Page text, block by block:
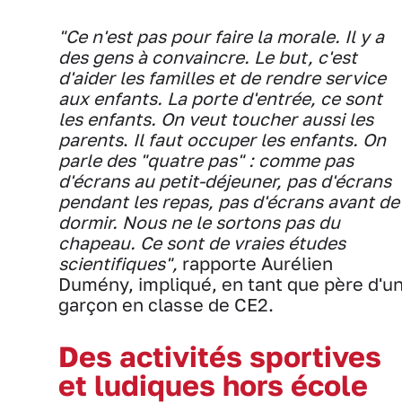
"Ce n'est pas pour faire la morale. Il y a
des gens à convaincre. Le but, c'est
d'aider les familles et de rendre service
aux enfants. La porte d'entrée, ce sont
les enfants. On veut toucher aussi les
parents. Il faut occuper les enfants. On
parle des "quatre pas" : comme pas
d'écrans au petit-déjeuner, pas d'écrans
pendant les repas, pas d'écrans avant de
dormir. Nous ne le sortons pas du
chapeau. Ce sont de vraies études
scientifiques", rapporte Aurélien
Dumény, impliqué, en tant que père
garçon en classe de CE2.
Des activités sportives
et ludiques hors école